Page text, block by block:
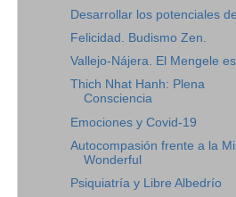
Desarrollar los potenciales
Felicidad. Budismo Zen.
Vallejo-Nájera. El Mengele
Thich Nhat Hanh: Plena
Consciencia
Emociones y Covid-19
Autocompasión frente a la
Wonderful
Psiquiatría y Libre Albedrío